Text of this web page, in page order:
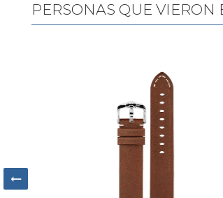
PERSONAS QUE VIERON